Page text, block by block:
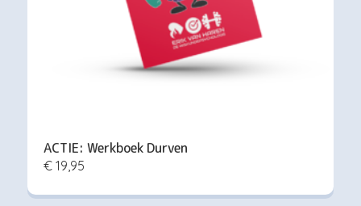
ACTIE: Werkboek Durven
€ 19,95